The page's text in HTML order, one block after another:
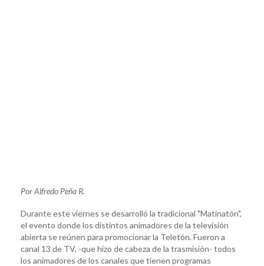
Por Alfredo Peña R.
Durante este viernes se desarrolló la tradicional "Matinatón",
el evento donde los distintos animadores de la televisión
abierta se reúnen para promocionar la Teletón. Fueron a
canal 13 de TV, -que hizo de cabeza de la trasmisión- todos
los animadores de los canales que tienen programas